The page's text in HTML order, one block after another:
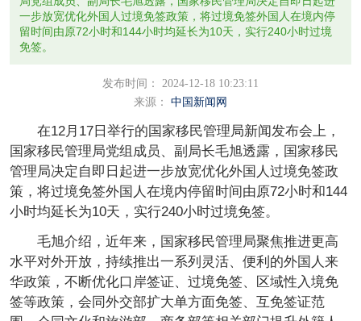
一步放宽优化外国人过境免签政策，将过境免签外国人在境内停
留时间由原72小时和144小时均延长为10天，实行240小时过境
免签。
发布时间： 2024-12-18 10:23:11
来源：
中国新闻网
在12月17日举行的国家移民管理局新闻发布会上，
国家移民管理局党组成员、副局长毛旭透露，国家移民
管理局决定自即日起进一步放宽优化外国人过境免签政
策，将过境免签外国人在境内停留时间由原72小时和144
小时均延长为10天，实行240小时过境免签。
毛旭介绍，近年来，国家移民管理局聚焦推进更高
水平对外开放，持续推出一系列灵活、便利的外国人来
华政策，不断优化口岸签证、过境免签、区域性入境免
签等政策，会同外交部扩大单方面免签、互免签证范